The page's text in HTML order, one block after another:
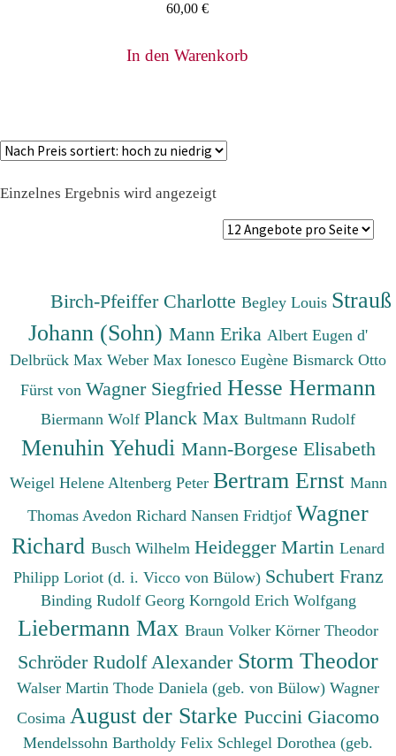
60,00 €
In den Warenkorb
Einzelnes Ergebnis wird angezeigt
Birch-Pfeiffer CharlotteBegley Louis Strauß
Johann (Sohn) Mann Erika Albert Eugen d'
Delbrück Max Weber Max Ionesco Eugène Bismarck Otto
Fürst von Wagner Siegfried Hesse Hermann
Biermann Wolf Planck Max Bultmann Rudolf
Menuhin Yehudi Mann-Borgese Elisabeth
Weigel Helene Altenberg Peter Bertram Ernst Mann
Thomas Avedon Richard Nansen Fridtjof Wagner
Richard Busch Wilhelm Heidegger Martin Lenard
Philipp Loriot (d. i. Vicco von Bülow) Schubert Franz
Binding Rudolf Georg Korngold Erich Wolfgang
Liebermann Max Braun Volker Körner Theodor
Schröder Rudolf Alexander Storm Theodor
Walser Martin Thode Daniela (geb. von Bülow) Wagner
Cosima August der Starke Puccini Giacomo
Mendelssohn Bartholdy Felix Schlegel Dorothea (geb.